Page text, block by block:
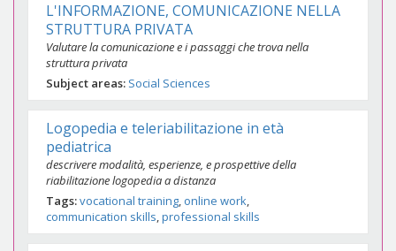
L'INFORMAZIONE, COMUNICAZIONE NELLA
STRUTTURA PRIVATA
Valutare la comunicazione e i passaggi che trova nella
struttura privata
Subject areas Social Sciences
Logopedia e teleriabilitazione in età
pediatrica
descrivere modalità, esperienze, e prospettive della
riabilitazione logopedia a distanza
Tags vocational training online work
communication skills professional skills